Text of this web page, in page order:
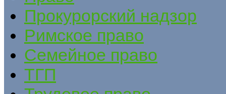
Прокурорский надзор
Римское право
Семейное право
ТГП